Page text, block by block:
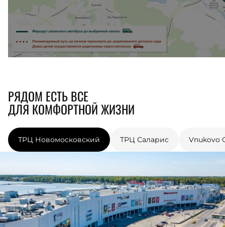
РЯДОМ ЕСТЬ ВСЕ
ДЛЯ КОМФОРТНОЙ ЖИЗНИ
ТРЦ Новомосковский ТРЦ Саларис Vnukovo